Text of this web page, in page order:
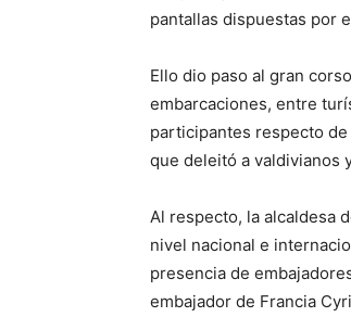
pantallas dispuestas por
Ello dio paso al gran
embarcaciones, entre
participantes respecto
que deleitó a valdivianos
Al respecto, la alcaldesa
nivel nacional e
presencia de
embajador de Francia